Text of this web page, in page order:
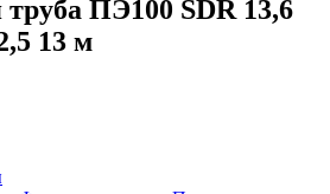
труба ПЭ100 SDR 13,6
13 м